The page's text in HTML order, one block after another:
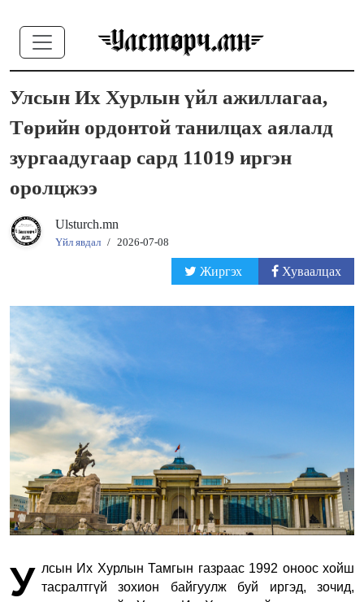
Улсын Их Хурлын үйл ажиллагаа,
Төрийн ордонтой танилцах аялалд
зургаадугаар сард 11019 иргэн
оролцжээ
Ulsturch.mn
Үйл явдал / 2026-07-08
Жиргэх Хуваалцах
У лсын Их Хурлын Тамгын газраас 1992 оноос хойш
тасралтгүй зохион байгуулж буй иргэд, зочид,